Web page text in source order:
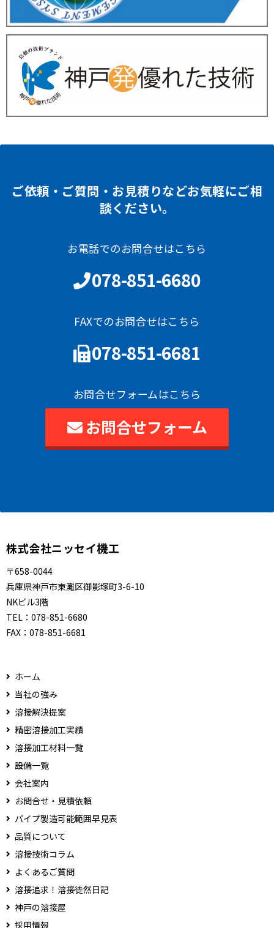
ご依頼・ご質問・お見積りなどお気軽にご相
談ください。
お電話でのお問合せはこちら
078-851-6680
FAXでのお問合せはこちら
078-851-6681
お問合せフォームはこちら
お問合せフォーム
株式会社ニッセイ機工
〒658-0044
兵庫県神戸市東灘区御影塚町3-6-10
NKビル3階
TEL： 078-851-6680
FAX： 078-851-6681
ホーム
当社の強み
溶接解決提案
精密溶接加工実績
溶接加工材料一覧
設備一覧
会社案内
お問合せ・見積依頼
パイプ製造可能範囲早見表
品質について
溶接技術コラム
よくあるご質問
溶接追求！溶接徒然日記
神戸の溶接屋
採用情報